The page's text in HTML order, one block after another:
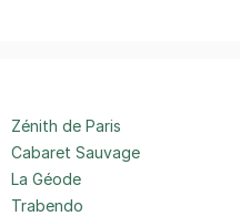
Zénith de Paris
Cabaret Sauvage
La Géode
Trabendo